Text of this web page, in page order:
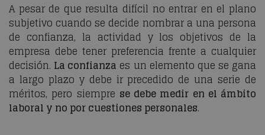
A pesar de que resulta difícil no entrar en el plano
subjetivo cuando se decide nombrar a una persona
de confianza, la actividad y los objetivos de la
empresa debe tener preferencia frente a cualquier
decisión. La confianza es un elemento que se gana
a largo plazo y debe ir precedido de una serie de
méritos, pero siempre se debe medir en el ámbito
laboral y no por cuestiones personales.